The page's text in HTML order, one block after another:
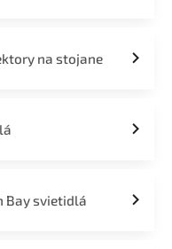
na stojane
Bay svietidlá